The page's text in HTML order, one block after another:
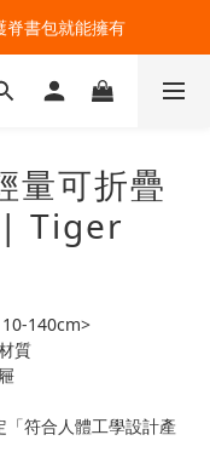
中！開心迎接新學期！
脊書包就能擁有
量可折疊
| Tiger
140cm>
質
「符合人體工學設計產